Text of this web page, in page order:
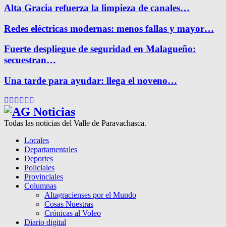
Alta Gracia refuerza la limpieza de canales…
Redes eléctricas modernas: menos fallas y mayor…
Fuerte despliegue de seguridad en Malagueño:
secuestran…
Una tarde para ayudar: llega el noveno…
Facebook
Twitter
Instagram
Pinterest
Google
Todas las noticias del Valle de Paravachasca.
Locales
Departamentales
Deportes
Policiales
Provinciales
Columnas
Altagracienses por el Mundo
Cosas Nuestras
Crónicas al Voleo
Diario digital